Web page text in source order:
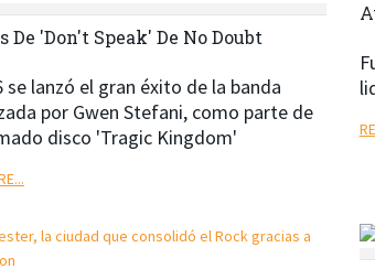
De 'Don't Speak' De No Doubt
se lanzó el gran éxito de la banda
por Gwen Stefani, como parte de
disco 'Tragic Kingdom'